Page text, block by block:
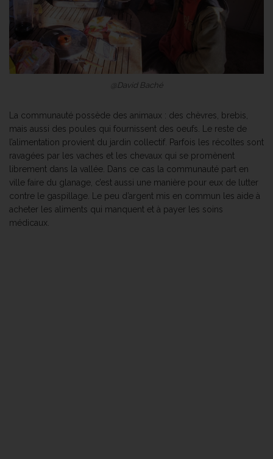
@David Baché
La communauté possède des animaux : des chèvres, brebis,
mais aussi des poules qui fournissent des oeufs. Le reste de
l’alimentation provient du jardin collectif. Parfois les récoltes sont
ravagées par les vaches et les chevaux qui se promènent
librement dans la vallée. Dans ce cas la communauté part en
ville faire du glanage, c’est aussi une manière pour eux de lutter
contre le gaspillage. Le peu d’argent mis en commun les aide à
acheter les aliments qui manquent et à payer les soins
médicaux.